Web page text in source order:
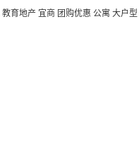
教育地产 宜商 团购优惠 公寓 大户型